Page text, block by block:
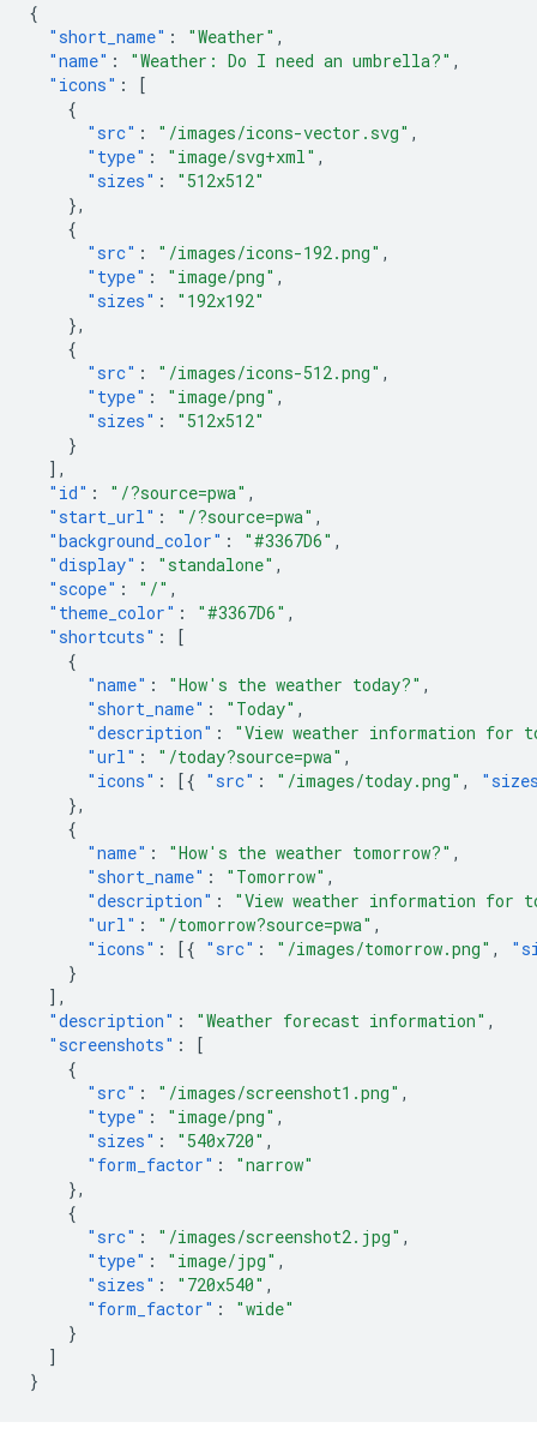
{
"short_name" : "Weather" ,
"name" : "Weather: Do I need an umbrella?" ,
"icons" :
[
{
"src" : "/images/icons-vector.svg" ,
"type" : "image/svg+xml" ,
"sizes" :
"512x512"
},
{
"src" : "/images/icons-192.png" ,
"type" : "image/png" ,
"sizes" :
"192x192"
},
{
"src" : "/images/icons-512.png" ,
"type" : "image/png" ,
"sizes" :
"512x512"
}
],
"id" : "/?source=pwa" ,
"start_url" : "/?source=pwa" ,
"background_color" : "#3367D6" ,
"display" : "standalone" ,
"scope" : "/" ,
"theme_color" : "#3367D6" ,
"shortcuts" :
[
{
"name" : "How's the weather today?" ,
"short_name" : "Today" ,
"description" :
"View weather information for
"url" : "/today?source=pwa" ,
"icons" : [{ "src" : "/images/today.png" ,
},
{
"name" : "How's the weather tomorrow?" ,
"short_name" : "Tomorrow" ,
"description" :
"View weather information for
"url" : "/tomorrow?source=pwa" ,
"icons" : [{ "src" : "/images/tomorrow.png" ,
}
],
"description" : "Weather forecast information" ,
"screenshots" :
[
{
"src" : "/images/screenshot1.png" ,
"type" : "image/png" ,
"sizes" : "540x720" ,
"form_factor" :
"narrow"
},
{
"src" : "/images/screenshot2.jpg" ,
"type" : "image/jpg" ,
"sizes" : "720x540" ,
"form_factor" :
"wide"
}
]
}